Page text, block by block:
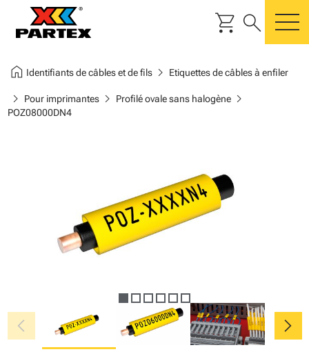
shopping_cart search
home Identifiants de câbles et de filschevron_right Etiquettes de câbles à enfiler
chevron_right Pour imprimanteschevron_right Profilé ovale sans halogènechevron_right
POZ08000DN4
chevron_left chevron_right